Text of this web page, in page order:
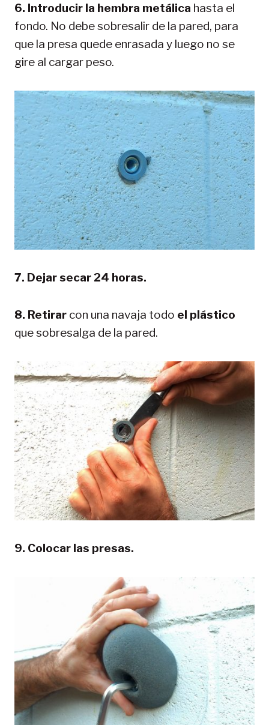
6. Introducir la hembra metálica hasta el
fondo. No debe sobresalir de la pared, para
que la presa quede enrasada y luego no se
gire al cargar peso.
7. Dejar secar 24 horas.
8. Retirar con una navaja todo el plástico
que sobresalga de la pared.
9. Colocar las presas.